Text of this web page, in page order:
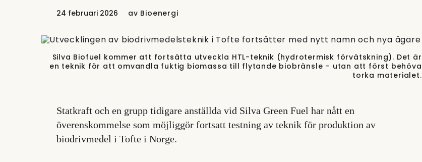
24 februari 2026 av Bioenergi
Silva Biofuel kommer att fortsätta utveckla HTL-teknik (hydrotermisk förvätskning). Det är
en teknik för att omvandla fuktig biomassa till flytande biobränsle – utan att först behöva
torka materialet.
Statkraft och en grupp tidigare anställda vid Silva Green Fuel har nått en
överenskommelse som möjliggör fortsatt testning av teknik för produktion av
biodrivmedel i Tofte i Norge.